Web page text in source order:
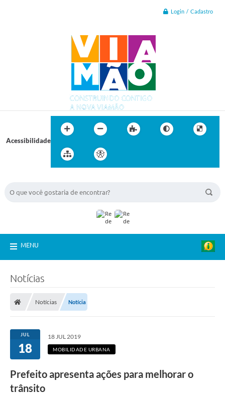
Login / Cadastro
Acessibilidade
MENU
Notícias
Notícias Notícia
JUL
18
18 JUL 2019
MOBILIDADE URBANA
Prefeito apresenta ações para melhorar o
trânsito